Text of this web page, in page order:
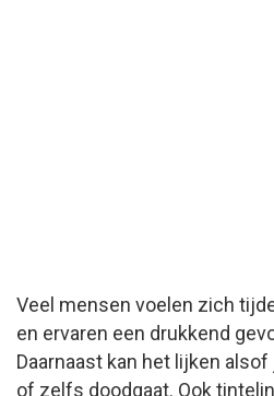
Veel mensen voelen zich
en ervaren een drukkend
Daarnaast kan het lijken
of zelfs doodgaat. Ook